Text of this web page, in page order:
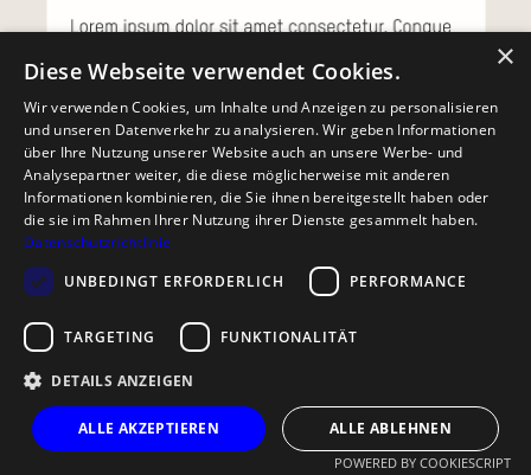
florianmatthias GmbH
Herzog-Friedrich-Straße
22
6020 Innsbruck/
×
Diese Webseite verwendet Cookies.
Wir verwenden Cookies, um Inhalte und Anzeigen zu personalisieren
und unseren Datenverkehr zu analysieren. Wir geben Informationen
über Ihre Nutzung unserer Website auch an unsere Werbe- und
Analysepartner weiter, die diese möglicherweise mit anderen
Informationen kombinieren, die Sie ihnen bereitgestellt haben oder
die sie im Rahmen Ihrer Nutzung ihrer Dienste gesammelt haben.
Datenschutzrichtlinie
UNBEDINGT ERFORDERLICH
PERFORMANCE
TARGETING FUNKTIONALITÄT
DETAILS ANZEIGEN
ALLE AKZEPTIEREN ALLE ABLEHNEN
POWERED BY COOKIESCRIPT